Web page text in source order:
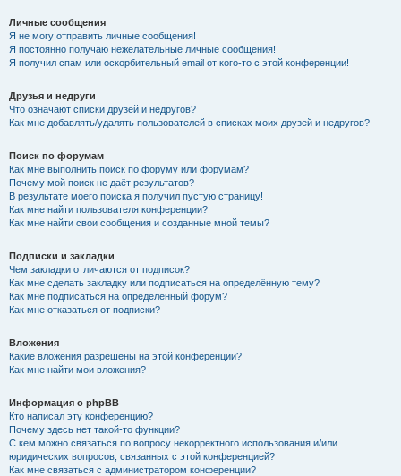
Личные сообщения
Я не могу отправить личные сообщения!
Я постоянно получаю нежелательные личные сообщения!
Я получил спам или оскорбительный email от кого-то с этой конференции!
Друзья и недруги
Что означают списки друзей и недругов?
Как мне добавлять/удалять пользователей в списках моих друзей и недругов?
Поиск по форумам
Как мне выполнить поиск по форуму или форумам?
Почему мой поиск не даёт результатов?
В результате моего поиска я получил пустую страницу!
Как мне найти пользователя конференции?
Как мне найти свои сообщения и созданные мной темы?
Подписки и закладки
Чем закладки отличаются от подписок?
Как мне сделать закладку или подписаться на определённую тему?
Как мне подписаться на определённый форум?
Как мне отказаться от подписки?
Вложения
Какие вложения разрешены на этой конференции?
Как мне найти мои вложения?
Информация о phpBB
Кто написал эту конференцию?
Почему здесь нет такой-то функции?
С кем можно связаться по вопросу некорректного использования и/или
юридических вопросов, связанных с этой конференцией?
Как мне связаться с администратором конференции?